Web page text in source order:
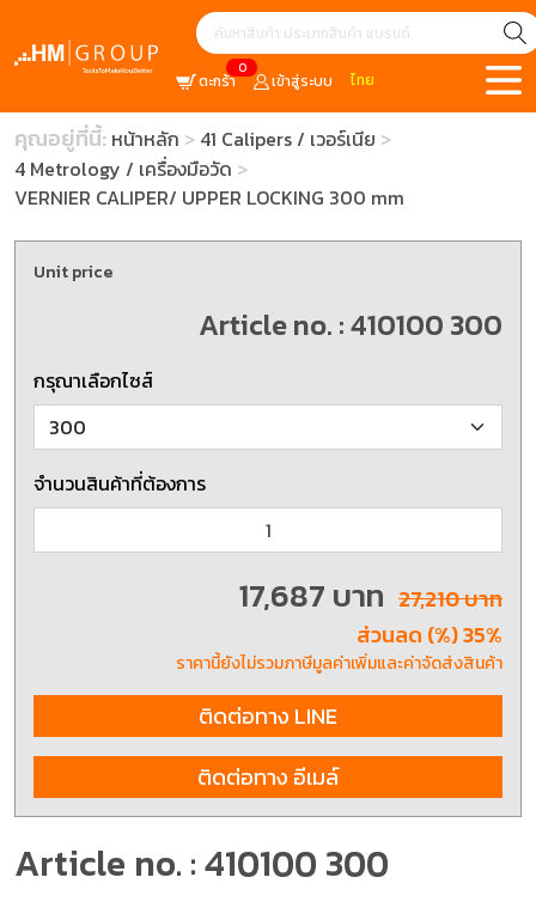
0
ตะกร้า เข้าสู่ระบบ ไทย
คุณอยู่ที่นี้: หน้าหลัก
41 Calipers / เวอร์เนีย
4 Metrology / เครื่องมือวัด
VERNIER CALIPER/ UPPER LOCKING 300 mm
Article no. : 410100 300
Unit price
Article no. : 410100 300
กรุณาเลือกไซส์
จำนวนสินค้าที่ต้องการ
17,687 บาท 27,210 บาท
ส่วนลด (%) 35%
ราคานี้ยังไม่รวมภาษีมูลค่าเพิ่มและค่าจัดส่งสินค้า
ติดต่อทาง LINE
ติดต่อทาง อีเมล์